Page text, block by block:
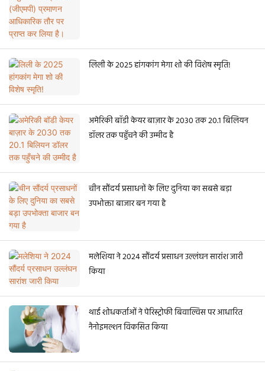
लिली के 2025 हांगकांग मेगा शो की विशेष स्मृति!
अमेरिकी बॉडी केयर बाज़ार के 2030 तक 20.1 बिलियन
डॉलर तक पहुँचने की उम्मीद है
चीन सौंदर्य प्रसाधनों के लिए दुनिया का सबसे बड़ा
उपभोक्ता बाजार बन गया है
मलेशिया ने 2024 सौंदर्य प्रसाधन उल्लंघन सारांश जारी
किया
थाई शोधकर्ताओं ने पेरिस्ट्रोफी बिवाल्विस पर आधारित
नैनोइमल्शन विकसित किया